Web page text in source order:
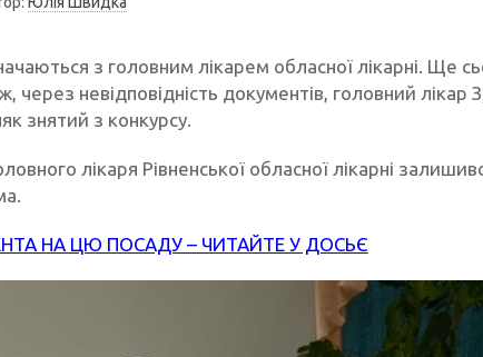
з головним лікарем обласної лікарні. Ще
через невідповідність документів, головний лікар
знятий з конкурсу.
лікаря Рівненської обласної лікарні
НА ЦЮ ПОСАДУ – ЧИТАЙТЕ У ДОСЬЄ